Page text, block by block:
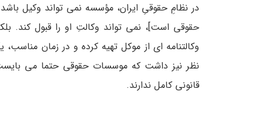
در نظامِ حقوقیِ ایران، مؤسسه نمی ­تواند وکیل
حقوقی است]، نمی ­تواند وکالتِ او را قبول کند.
وکالتنامه ­ای از موکل تهیه کرده و در زمان
نظر نیز داشت که موسسات حقوقی حتما می
قانونی کامل ندارند.